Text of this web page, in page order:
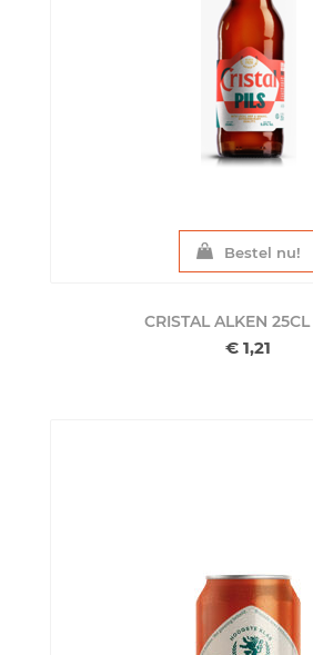
Bestel nu!
CRISTAL ALKEN 25CL
€ 1,21